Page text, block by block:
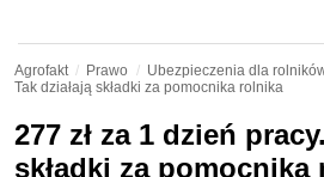
Agrofakt Prawo Ubezpieczenia dla
Tak działają składki za pomocnika rolnika
277 zł za 1 dzień
składki za pomocnika